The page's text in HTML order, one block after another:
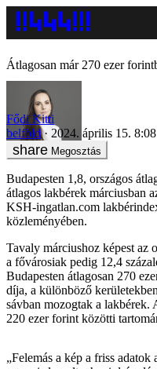
Átlagosan már 270 ezer
Fődi Kitti
belföld
2024. április 15. 8:08
Megosztás
Budapesten 1,8, országos
átlagos lakbérek márciusban
KSH-ingatlan.com
közleményében.
Tavaly márciushoz képest az
a fővárosiak pedig 12,4
Budapesten átlagosan 270
díja, a különböző
sávban mozogtak a lakbérek.
220 ezer forint közötti
„Felemás a kép a friss